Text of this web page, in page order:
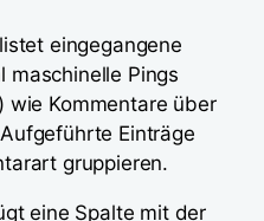
eingegangene
maschinelle Pings
wie Kommentare über
Einträge
gruppieren.
eine Spalte mit der